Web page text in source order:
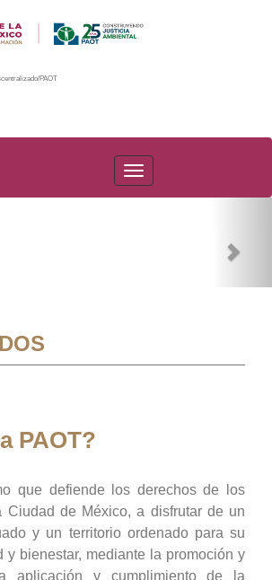
PAOT
PAOT
PAOT?
que defiende los derechos de los
Ciudad de México, a disfrutar de un
y un territorio ordenado para su
y bienestar, mediante la promoción y
aplicación y cumplimiento de la